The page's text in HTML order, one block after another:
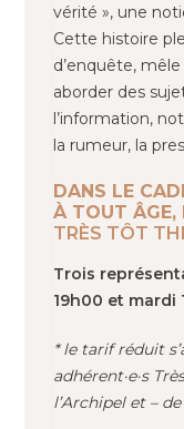
vérité », une
Cette histoire
d’enquête,
aborder des
l’information,
la rumeur, la
DANS LE
À TOUT ÂGE,
TRÈS TÔT
Trois
19h00 et mardi
* le tarif réduit
adhérent·e·s
l’Archipel et – de